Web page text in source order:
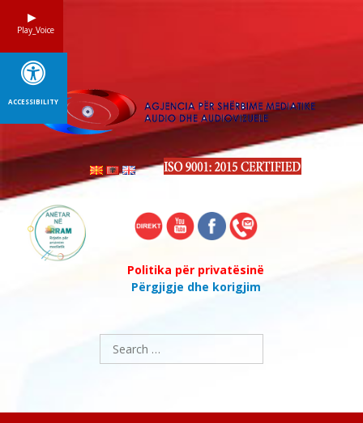
Politika për privatësinë
Përgjigje dhe korigjim
Search
for:
Play_Voice
ACCESSIBILITY